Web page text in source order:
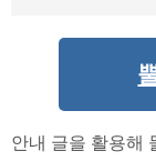
안내 글을 활용해